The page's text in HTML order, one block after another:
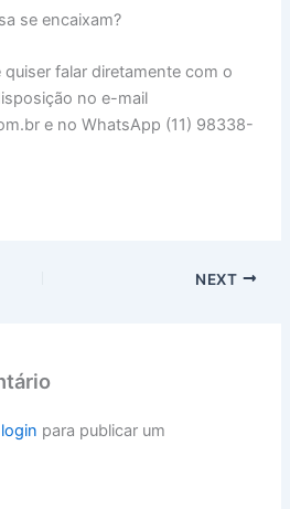
se encaixam?
quiser falar diretamente com o
no e-mail
e no WhatsApp (11) 98338-
NEXT
login para publicar um